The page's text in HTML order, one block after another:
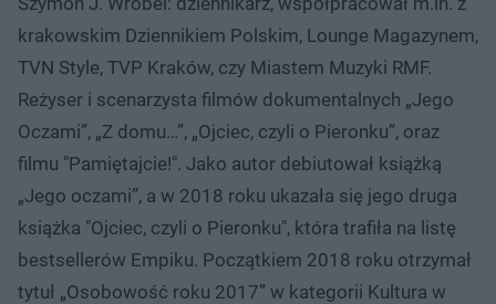
krakowskim Dziennikiem Polskim, Lounge Magazynem,
TVN Style, TVP Kraków, czy Miastem Muzyki RMF.
Reżyser i scenarzysta filmów dokumentalnych „Jego
Oczami”, „Z domu…”, „Ojciec, czyli o Pieronku”, oraz
filmu "Pamiętajcie!". Jako autor debiutował książką
„Jego oczami”, a w 2018 roku ukazała się jego druga
książka "Ojciec, czyli o Pieronku", która trafiła na listę
bestsellerów Empiku. Początkiem 2018 roku otrzymał
tytuł „Osobowość roku 2017” w kategorii Kultura w